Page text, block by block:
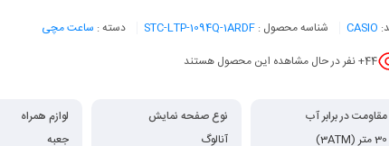
CASIO شناسه محصول : STC-LTP-1094Q-1ARDF دسته : ساعت مچی
44+ نفر در حال مشاهده این محصول هستند
مقاومت در برابر آب
30 متر (3ATM)
نوع صفحه نمایش
آنالوگ
لوازم همراه
جعبه